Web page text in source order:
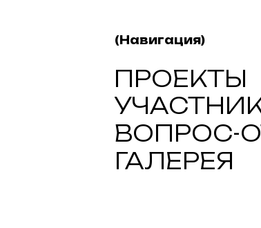
ГАЛЕРЕЯ
ВОПРОС-
ПРОЕКТЫ
(Навигация)